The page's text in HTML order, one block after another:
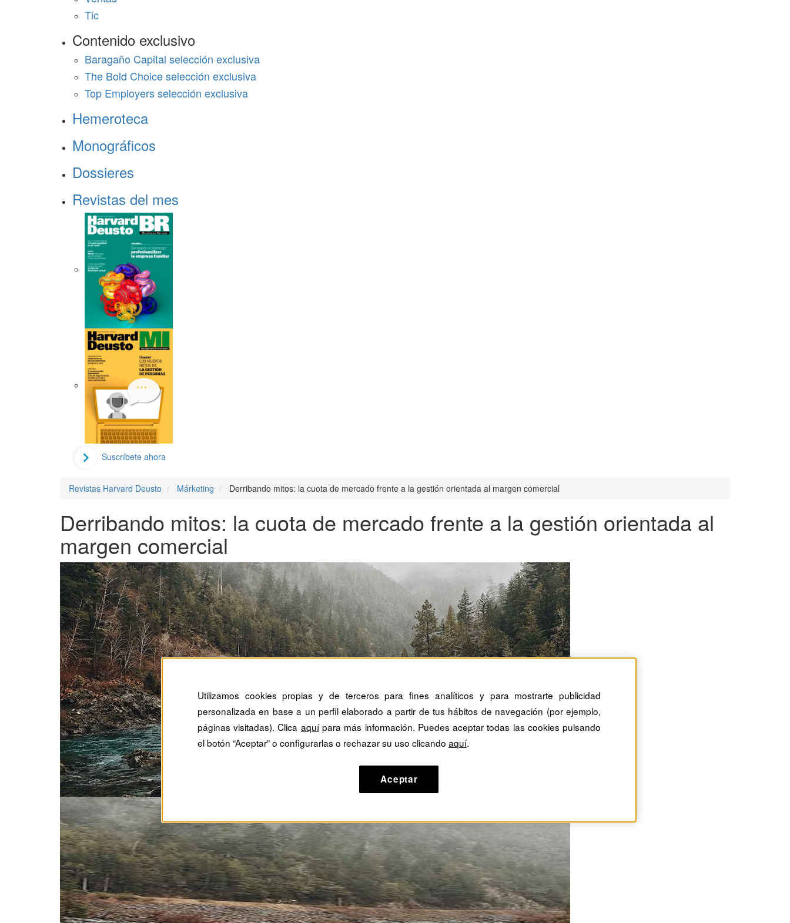
Tic
Contenido exclusivo
Baragaño Capital selección exclusiva
The Bold Choice selección exclusiva
Top Employers selección exclusiva
Hemeroteca
Monográficos
Dossieres
Revistas del mes
Suscríbete ahora
Revistas Harvard Deusto Márketing Derribando mitos: la cuota de mercado frente a la gestión orientada al margen comercial
Derribando mitos: la cuota de mercado frente a la gestión orientada al
margen comercial
Utilizamos cookies propias y de terceros para fines analíticos y para mostrarte publicidad
personalizada en base a un perfil elaborado a partir de tus hábitos de navegación (por ejemplo,
páginas visitadas). Clica aquípara más información. Puedes aceptar todas las cookies pulsando
el botón “Aceptar” o configurarlas o rechazar su uso clicando aquí.
Aceptar